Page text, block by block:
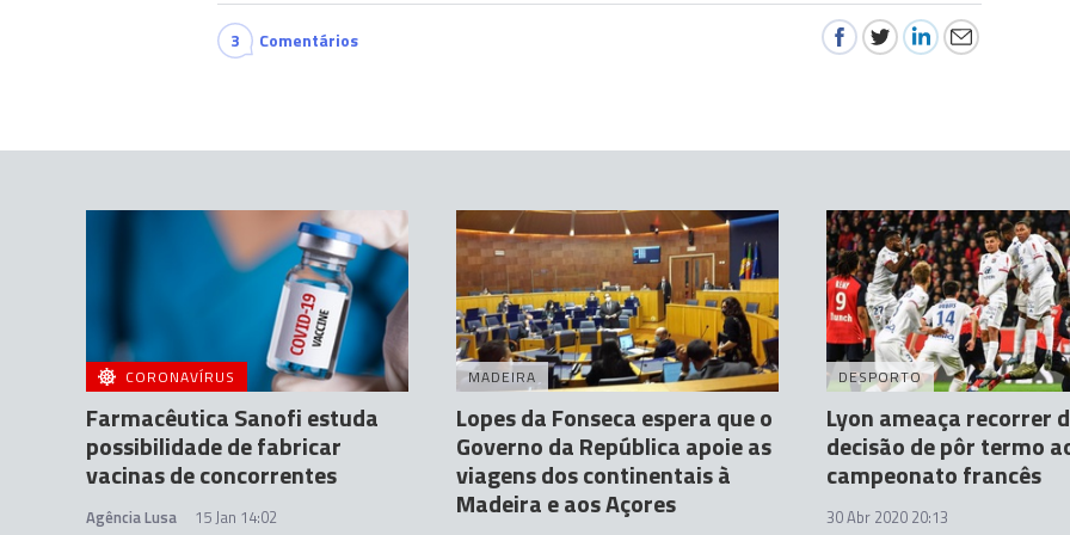
3 Comentários
CORONAVÍRUS
Farmacêutica Sanofi estuda
possibilidade de fabricar
vacinas de concorrentes
Agência Lusa 15 Jan 14:02
MADEIRA
Lopes da Fonseca espera que o
Governo da República apoie as
viagens dos continentais à
Madeira e aos Açores
DESPORTO
Lyon ameaça recorrer
decisão de pôr termo
campeonato francês
30 Abr 2020 20:13